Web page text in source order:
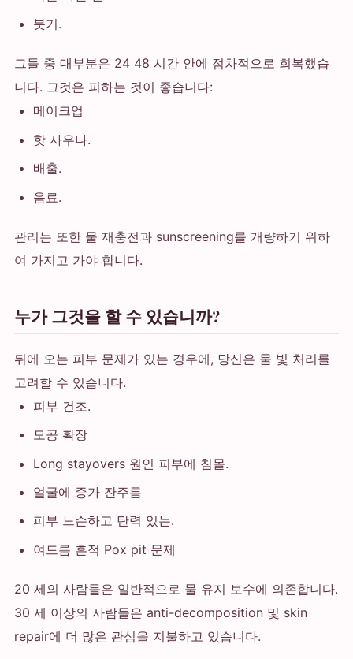
붓기.
그들 중 대부분은 24 48 시간 안에 점차적으로 회복했습
니다. 그것은 피하는 것이 좋습니다:
메이크업
핫 사우나.
배출.
음료.
관리는 또한 물 재충전과 sunscreening를 개량하기 위하
여 가지고 가야 합니다.
누가 그것을 할 수 있습니까?
뒤에 오는 피부 문제가 있는 경우에, 당신은 물 빛 처리를
고려할 수 있습니다.
피부 건조.
모공 확장
Long stayovers 원인 피부에 침몰.
얼굴에 증가 잔주름
피부 느슨하고 탄력 있는.
여드름 흔적 Pox pit 문제
20 세의 사람들은 일반적으로 물 유지 보수에 의존합니다.
30 세 이상의 사람들은 anti-decomposition 및 skin
repair에 더 많은 관심을 지불하고 있습니다.